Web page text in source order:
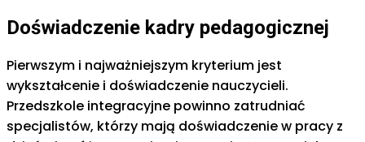
Doświadczenie kadry pedagogicznej
Pierwszym i najważniejszym kryterium jest
wykształcenie i doświadczenie nauczycieli.
Przedszkole integracyjne powinno zatrudniać
specjalistów, którzy mają doświadczenie w pracy z